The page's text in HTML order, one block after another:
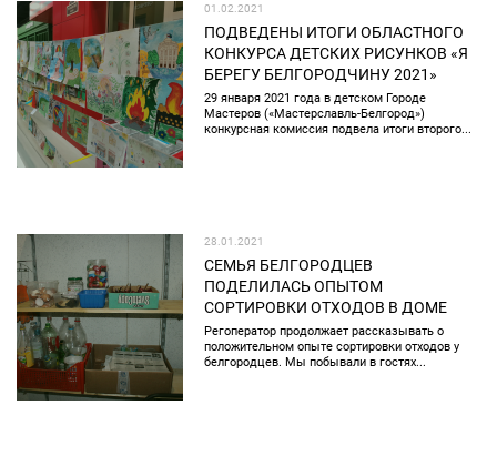
01.02.2021
ПОДВЕДЕНЫ ИТОГИ ОБЛАСТНОГО
КОНКУРСА ДЕТСКИХ РИСУНКОВ «Я
БЕРЕГУ БЕЛГОРОДЧИНУ 2021»
29 января 2021 года в детском Городе
Мастеров («Мастерславль-Белгород»)
конкурсная комиссия подвела итоги второго...
28.01.2021
СЕМЬЯ БЕЛГОРОДЦЕВ
ПОДЕЛИЛАСЬ ОПЫТОМ
СОРТИРОВКИ ОТХОДОВ В ДОМЕ
Регоператор продолжает рассказывать о
положительном опыте сортировки отходов у
белгородцев. Мы побывали в гостях...